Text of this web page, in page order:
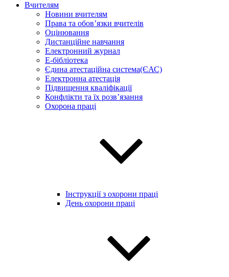
Вчителям
Новини вчителям
Права та обов’язки вчителів
Оцінювання
Дистанційне навчання
Електронний журнал
E-бібліотека
Єдина атестаційна система(ЄАС)
Електронна атестація
Підвищення кваліфікації
Конфлікти та їх розв’язання
Охорона праці
Інструкції з охорони праці
День охорони праці